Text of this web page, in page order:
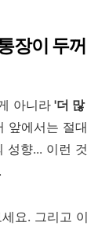
장이 두꺼
아니라 '더 많
앞에서는 절대
성향... 이런 것
요. 그리고 이